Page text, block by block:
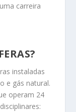
carreira
instaladas
e gás natural.
operam 24